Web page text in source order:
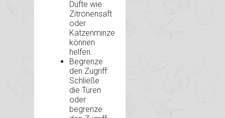
Düfte wie
Zitronensaft
oder
Katzenminze
können
helfen.
Begrenze
den Zugriff:
Schließe
die Türen
oder
begrenze